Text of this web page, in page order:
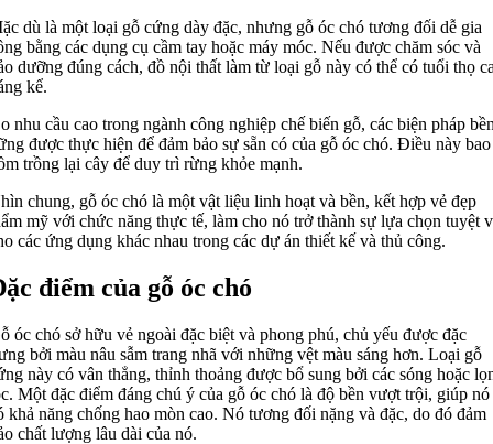
dù là một loại gỗ cứng dày đặc, nhưng gỗ óc chó tương đối dễ gia
bằng các dụng cụ cầm tay hoặc máy móc. Nếu được chăm sóc và
dưỡng đúng cách, đồ nội thất làm từ loại gỗ này có thể có tuổi thọ
kể.
nhu cầu cao trong ngành công nghiệp chế biến gỗ, các biện pháp
được thực hiện để đảm bảo sự sẵn có của gỗ óc chó. Điều này bao
trồng lại cây để duy trì rừng khỏe mạnh.
chung, gỗ óc chó là một vật liệu linh hoạt và bền, kết hợp vẻ đẹp
mỹ với chức năng thực tế, làm cho nó trở thành sự lựa chọn tuyệt
các ứng dụng khác nhau trong các dự án thiết kế và thủ công.
điểm của gỗ óc chó
óc chó sở hữu vẻ ngoài đặc biệt và phong phú, chủ yếu được đặc
bởi màu nâu sẫm trang nhã với những vệt màu sáng hơn. Loại gỗ
này có vân thẳng, thỉnh thoảng được bổ sung bởi các sóng hoặc
Một đặc điểm đáng chú ý của gỗ óc chó là độ bền vượt trội, giúp nó
khả năng chống hao mòn cao. Nó tương đối nặng và đặc, do đó đảm
chất lượng lâu dài của nó.